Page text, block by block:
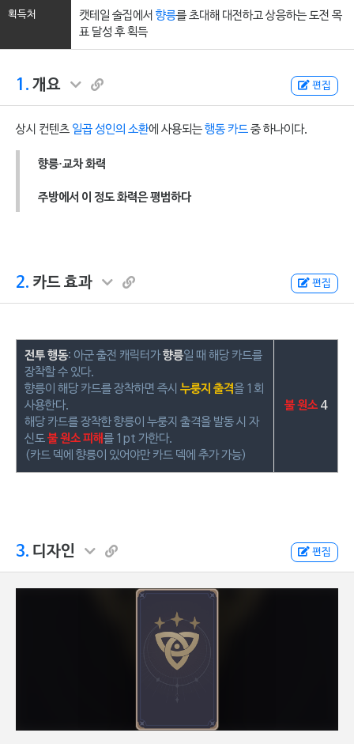
획득처 캣테일 술집에서 향릉를 초대해 대전하고 상응하는 도전 목
표 달성 후 획득
1. 개요 편집
상시 컨텐츠 일곱 성인의 소환에 사용되는행동 카드중 하나이다.
향릉·교차 화력
주방에서 이 정도 화력은 평범하다
2. 카드 효과 편집
전투 행동: 아군 출전 캐릭터가향릉일 때 해당 카드를
장착할 수 있다.
향릉이 해당 카드를 장착하면 즉시 누룽지 출격을 1회
사용한다.
해당 카드를 장착한 향릉이 누룽지 출격을 발동 시 자
신도불 원소 피해를 1pt 가한다.
(카드 덱에 향릉이 있어야만 카드 덱에 추가 가능)
불 원소 4
3. 디자인 편집